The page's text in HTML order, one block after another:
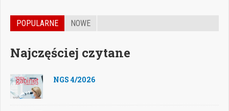
POPULARNE NOWE
Najczęściej czytane
NGS 4/2026